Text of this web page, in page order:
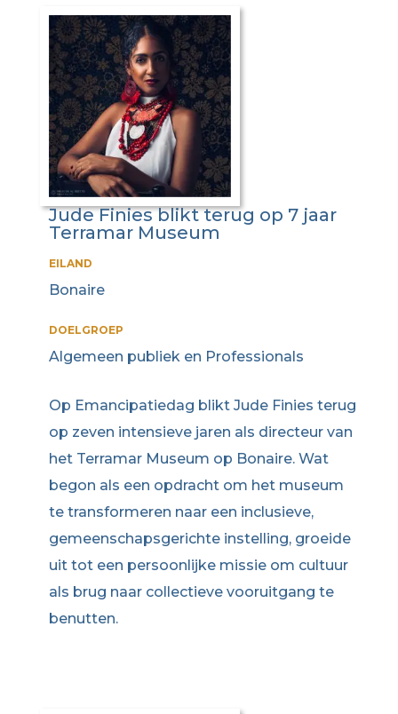
Jude Finies blikt terug op 7 jaar
Terramar Museum
EILAND
Bonaire
DOELGROEP
Algemeen publiek en Professionals
Op Emancipatiedag blikt Jude Finies terug
op zeven intensieve jaren als directeur van
het Terramar Museum op Bonaire. Wat
begon als een opdracht om het museum
te transformeren naar een inclusieve,
gemeenschapsgerichte instelling, groeide
uit tot een persoonlijke missie om cultuur
als brug naar collectieve vooruitgang te
benutten.